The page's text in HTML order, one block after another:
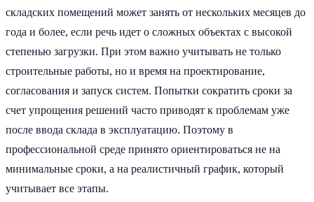
складских помещений может занять от нескольких месяцев до
года и более, если речь идет о сложных объектах с высокой
степенью загрузки. При этом важно учитывать не только
строительные работы, но и время на проектирование,
согласования и запуск систем. Попытки сократить сроки за
счет упрощения решений часто приводят к проблемам уже
после ввода склада в эксплуатацию. Поэтому в
профессиональной среде принято ориентироваться не на
минимальные сроки, а на реалистичный график, который
учитывает все этапы.